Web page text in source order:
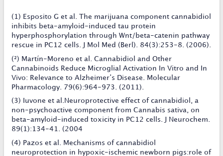
(1) Esposito G et al. The marijuana component cannabidiol
inhibits beta-amyloid-induced tau protein
hyperphosphorylation through Wnt/beta-catenin pathway
rescue in PC12 cells. J Mol Med (Berl). 84(3):253-8. (2006).
(²) Martín-Moreno et al. Cannabidiol and Other
Cannabinoids Reduce Microglial Activation In Vitro and In
Vivo: Relevance to Alzheimer’s Disease. Molecular
Pharmacology. 79(6):964-973. (2011).
(3) Iuvone et al.Neuroprotective effect of cannabidiol, a
non-psychoactive component from Cannabis sativa, on
beta-amyloid-induced toxicity in PC12 cells. J Neurochem.
89(1):134-41. (2004
(4) Pazos et al. Mechanisms of cannabidiol
neuroprotection in hypoxic-ischemic newborn pigs:role of